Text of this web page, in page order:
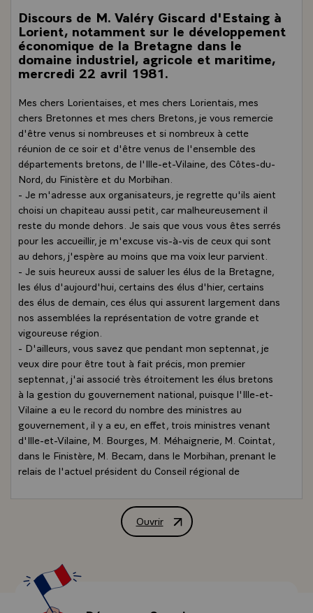
Discours de M. Valéry Giscard d'Estaing à
Lorient, notamment sur le développement
économique de la Bretagne dans le
domaine industriel, agricole et maritime,
mercredi 22 avril 1981.
Mes chers Lorientaises, et mes chers Lorientais, mes
chers Bretonnes et mes chers Bretons, je vous remercie
d'être venus si nombreuses et si nombreux à cette
réunion de ce soir et d'être venus de l'ensemble des
départements bretons, de l'Ille-et-Vilaine, des Côtes-du-
Nord, du Finistère et du Morbihan.
- Je m'adresse aux organisateurs, je regrette qu'ils aient
choisi un chapiteau aussi petit, car malheureusement il
reste du monde dehors. Je sais que vous vous êtes serrés
pour les accueillir, je m'excuse vis-à-vis de ceux qui sont
au dehors, j'espère au moins que ma voix leur parvient.
- Je suis heureux aussi de saluer les élus de la Bretagne,
les élus d'aujourd'hui, certains des élus d'hier, certains
des élus de demain, ces élus qui assurent largement dans
nos assemblées la représentation de votre grande et
vigoureuse région.
- D'ailleurs, vous savez que pendant mon septennat, je
veux dire pour être tout à fait précis, mon premier
septennat, j'ai associé très étroitement les élus bretons
à la gestion du gouvernement national, puisque l'Ille-et-
Vilaine a eu le record du nombre des ministres au
gouvernement, il y a eu, en effet, trois ministres venant
d'Ille-et-Vilaine, M. Bourges, M. Méhaignerie, M. Cointat,
dans le Finistère, M. Becam, dans le Morbihan, prenant le
relais de l'actuel président du Conseil régional de
j'espère que nous aurons l'occasion de le faire. D'ailleurs,
en France, on vous dit toujours que les gouvernements
gouvernements plus réduits de 12 personnes, de 15
personnes", mais si toutes les régions étaient
représentées dans la proportion de la Bretagne, il nous
faudrait des gouvernements de 60 personnes !\
Ouvrir
Discours de M. Valéry Giscard